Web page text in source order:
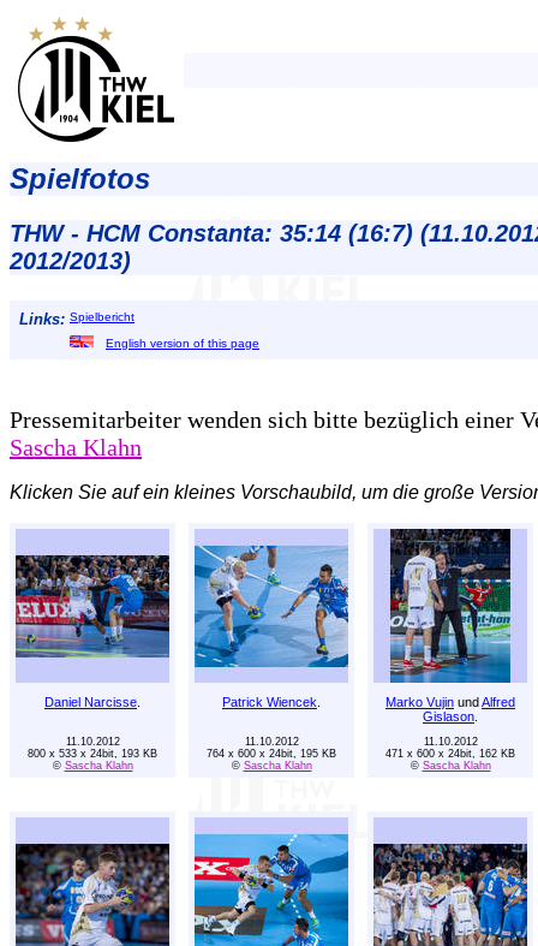
Spielfotos
THW - HCM Constanta: 35:14 (16:7)
2012/2013)
Links: Spielbericht
English version of this page
Pressemitarbeiter wenden sich bitte bezüglich einer
Sascha Klahn
Klicken Sie auf ein kleines Vorschaubild, um die große
Daniel Narcisse Patrick Wiencek Marko Vujin und Alfred
Gislason
11.10.2012
800 x 533 x 24bit, 193 KB
© Sascha Klahn
11.10.2012
764 x 600 x 24bit, 195 KB
© Sascha Klahn
11.10.2012
471 x 600 x 24bit, 162 KB
© Sascha Klahn